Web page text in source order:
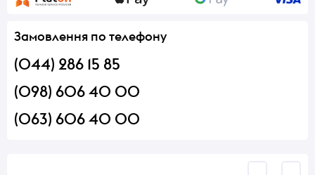
Замовлення по телефону
(044) 286 15 85
(098) 606 40 00
(063) 606 40 00